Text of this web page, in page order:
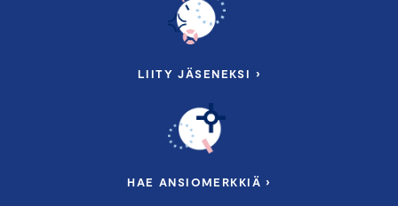
LIITY JÄSENEKSI ›
HAE ANSIOMERKKIÄ ›